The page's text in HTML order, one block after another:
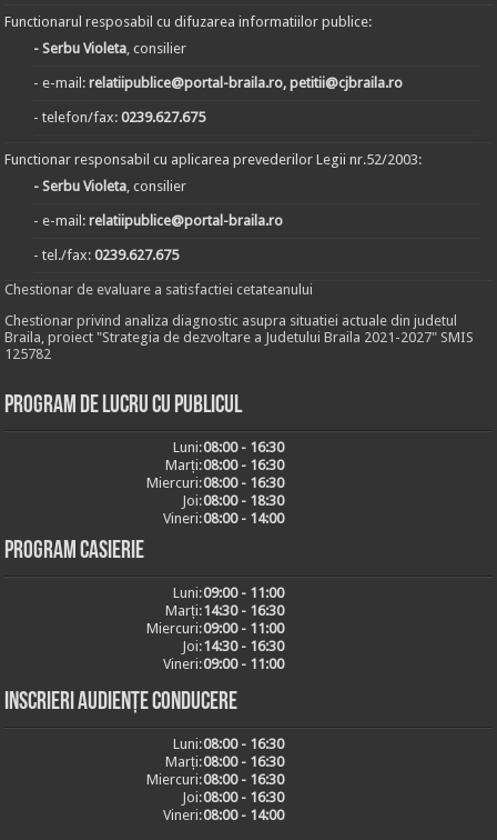
Functionarul resposabil cu difuzarea informatiilor publice:
- Serbu Violeta, consilier
- e-mail:relatiipublice@portal-braila.ro, petitii@cjbraila.ro
- telefon/fax:0239.627.675
Functionar responsabil cu aplicarea prevederilor Legii nr.52/2003:
- Serbu Violeta, consilier
- e-mail:relatiipublice@portal-braila.ro
- tel./fax:0239.627.675
Chestionar de evaluare a satisfactiei cetateanului
Chestionar privind analiza diagnostic asupra situatiei actuale din judetul
Braila, proiect "Strategia de dezvoltare a Judetului Braila 2021-2027" SMIS
125782
Program de lucru cu publicul
Luni:08:00 - 16:30
Marți:08:00 - 16:30
Miercuri:08:00 - 16:30
Joi:08:00 - 18:30
Vineri:08:00 - 14:00
Program casierie
Luni:09:00 - 11:00
Marți:14:30 - 16:30
Miercuri:09:00 - 11:00
Joi:14:30 - 16:30
Vineri:09:00 - 11:00
Inscrieri audiențe conducere
Luni:08:00 - 16:30
Marți:08:00 - 16:30
Miercuri:08:00 - 16:30
Joi:08:00 - 16:30
Vineri:08:00 - 14:00